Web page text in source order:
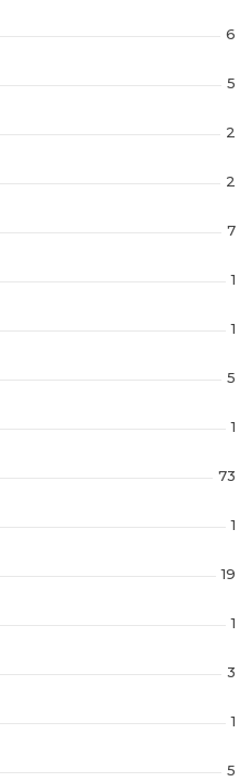
6
5
2
2
7
1
1
5
1
73
1
19
1
3
1
5